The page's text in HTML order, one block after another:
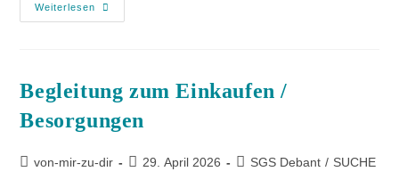
Weiterlesen
Beglei­tung zum Ein­kau­fen /
Besorgungen
von-mir-zu-dir 29. April 2026 SGS Debant / SUCHE